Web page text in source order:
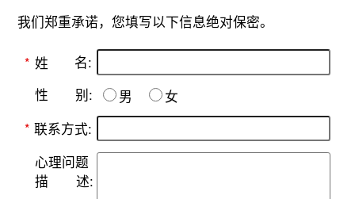
我们郑重承诺，您填写以下信息绝对保密。
* 姓 名:
性 别: 男
女
* 联系方式:
心理问题
描
述: